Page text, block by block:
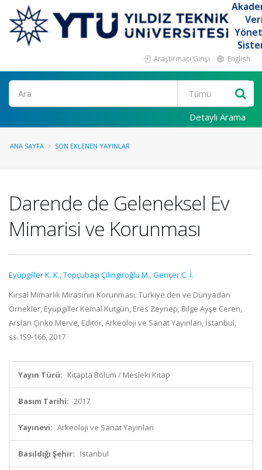
Araştırmacı Girişi English
Ara
Detaylı Arama
ANA SAYFA SON EKLENEN YAYINLAR
Darende de Geleneksel Ev
Mimarisi ve Korunması
Eyüpgiller K. K.,Topçubaşı Çilingiroğlu M.,Gençer C. İ.
Kırsal Mimarlık Mirasının Korunması: Türkiye den ve Dünyadan
Örnekler, Eyüpgiller Kemal Kutgün, Eres Zeynep, Bilge Ayşe Ceren,
Arslan Çinko Merve, Editör, Arkeoloji ve Sanat Yayınları, İstanbul,
ss.159-166, 2017
Yayın Türü: Kitapta Bölüm / Mesleki Kitap
Basım Tarihi: 2017
Yayınevi: Arkeoloji ve Sanat Yayınları
Basıldığı Şehir: İstanbul